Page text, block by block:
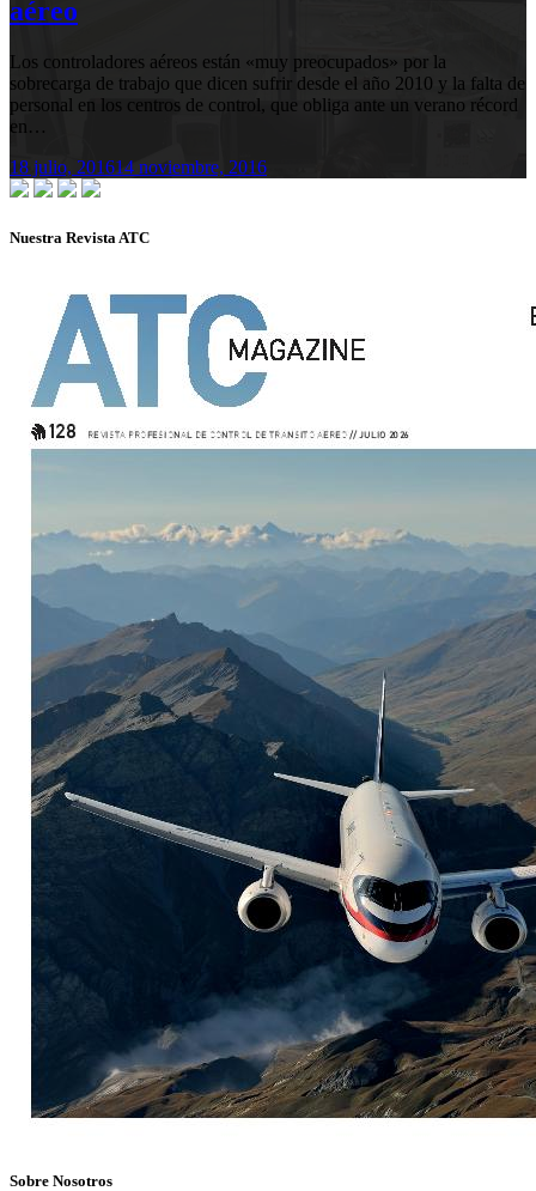
aéreo
Los controladores aéreos están «muy preocupados» por la
sobrecarga de trabajo que dicen sufrir desde el año 2010 y la falta de
personal en los centros de control, que obliga ante un verano récord
en…
18 julio, 201614 noviembre, 2016
Nuestra Revista ATC
Sobre Nosotros